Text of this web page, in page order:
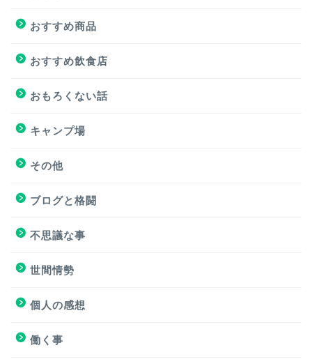
おすすめ商品
おすすめ飲食店
おもろくない話
キャンプ場
その他
ブログと格闘
不思議な事
世間情勢
個人の感想
働く事